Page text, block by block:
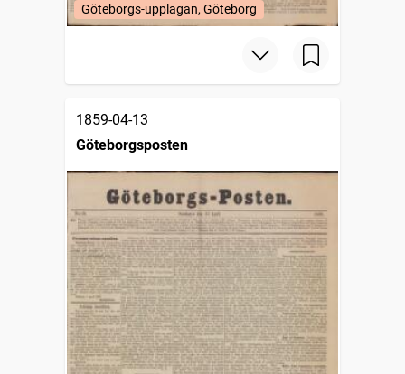
Göteborgs-upplagan, Göteborg
1859-04-13
Göteborgsposten